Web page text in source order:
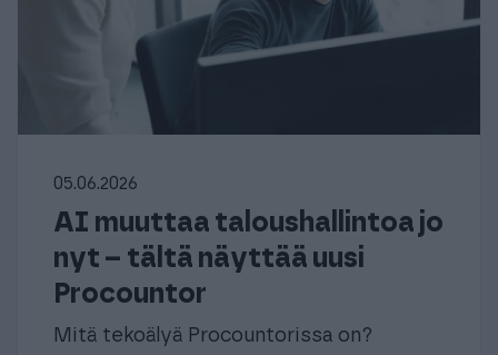
05.06.2026
AI muuttaa taloushallintoa jo
nyt – tältä näyttää uusi
Procountor
Mitä tekoälyä Procountorissa on?